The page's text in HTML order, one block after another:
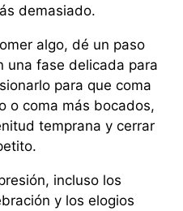
demasiado.
algo, dé un paso
una fase delicada para
para que coma
o coma más bocados,
temprana y cerrar
incluso los
y los elogios